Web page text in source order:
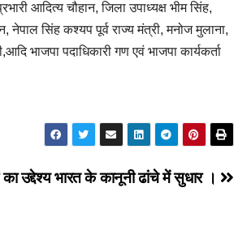
आदित्य चौहान, जिला उपाध्यक्ष भीम सिंह,
नेपाल सिंह कश्यप पूर्व राज्य मंत्री, मनोज मुलाना,
भाजपा पदाधिकारी गण एवं भाजपा कार्यकर्ता
उद्देश्य भारत के कानूनी ढांचे में सुधार ।